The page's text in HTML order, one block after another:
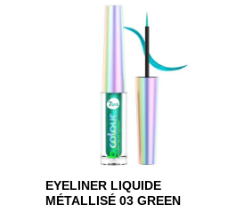
EYELINER LIQUIDE
MÉTALLISÉ 03 GREEN